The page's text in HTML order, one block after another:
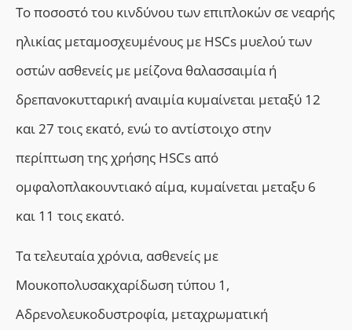
Το ποσοστότου κινδύνου των επιπλοκών σε νεαρής
ηλικίας μεταμοσχευμένους με HSCs μυελού των
οστών ασθενείς με μείζονα θαλασσαιμία ή
δρεπανοκυτταρική αναιμία κυμαίνεται μεταξύ 12
και 27 τοις εκατό, ενώ το αντίστοιχο στην
περίπτωση της χρήσης HSCs από
ομφαλοπλακουντιακό αίμα, κυμαίνεται μεταξυ 6
και 11 τοις εκατό.
Τα τελευταία χρόνια, ασθενείς με
Μουκοπολυσακχαρίδωση τύπου 1,
Αδρενολευκοδυστροφία, μεταχρωματική